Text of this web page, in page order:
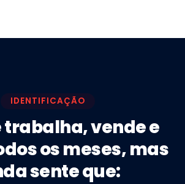
IDENTIFICAÇÃO
trabalha, vende e
os meses, mas
sente que: